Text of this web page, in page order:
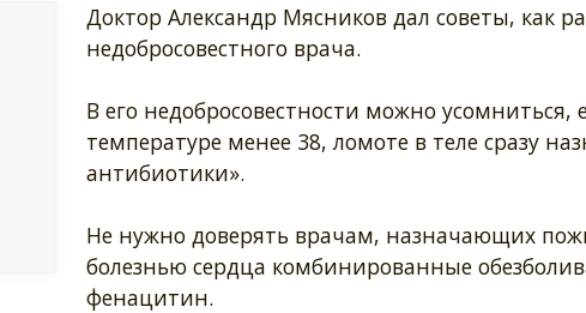
Доктор Александр Мясников дал советы, как
недобросовестного врача.
В его недобросовестности можно усомниться,
температуре менее 38, ломоте в теле сразу
антибиотики».
Не нужно доверять врачам, назначающих
болезнью сердца комбинированные
фенацитин.